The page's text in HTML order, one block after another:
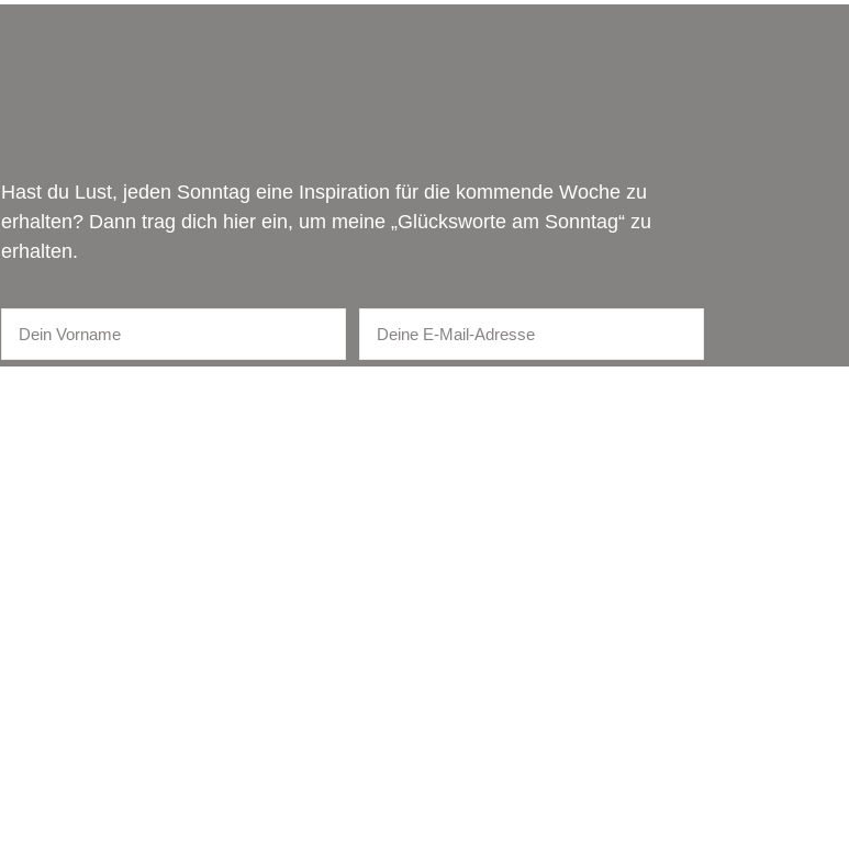
Hast du Lust, jeden Sonntag eine Inspiration für die kommende Woche zu
erhalten? Dann trag dich hier ein, um meine „Glücksworte am Sonntag“ zu
erhalten.